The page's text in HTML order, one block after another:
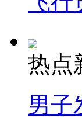
热点
男子